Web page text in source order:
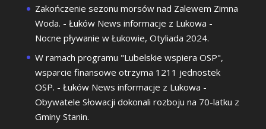
Zakończenie sezonu morsów nad Zalewem Zimna
Woda. - Łuków News informacje z Lukowa -
Nocne pływanie w Łukowie, Otyliada 2024.
W ramach programu "Lubelskie wspiera OSP",
wsparcie finansowe otrzyma 1211 jednostek
OSP. - Łuków News informacje z Lukowa -
Obywatele Słowacji dokonali rozboju na 70-latku z
Gminy Stanin.